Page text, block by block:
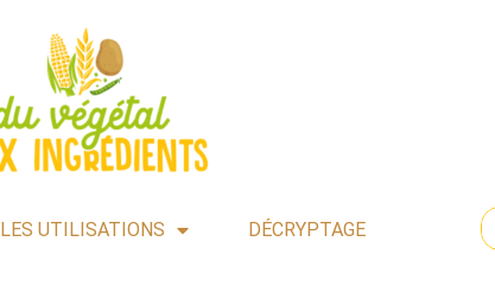
LES UTILISATIONS DÉCRYPTAGE